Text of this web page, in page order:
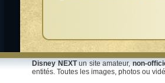
Disney NEXTun site amateur,non-
entités. Toutes les images, photos ou